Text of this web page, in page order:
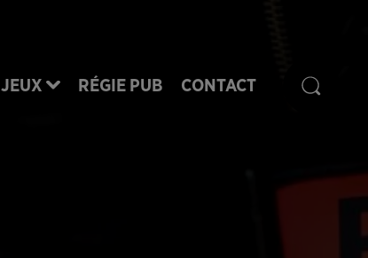
JEUX RÉGIE PUB CONTACT